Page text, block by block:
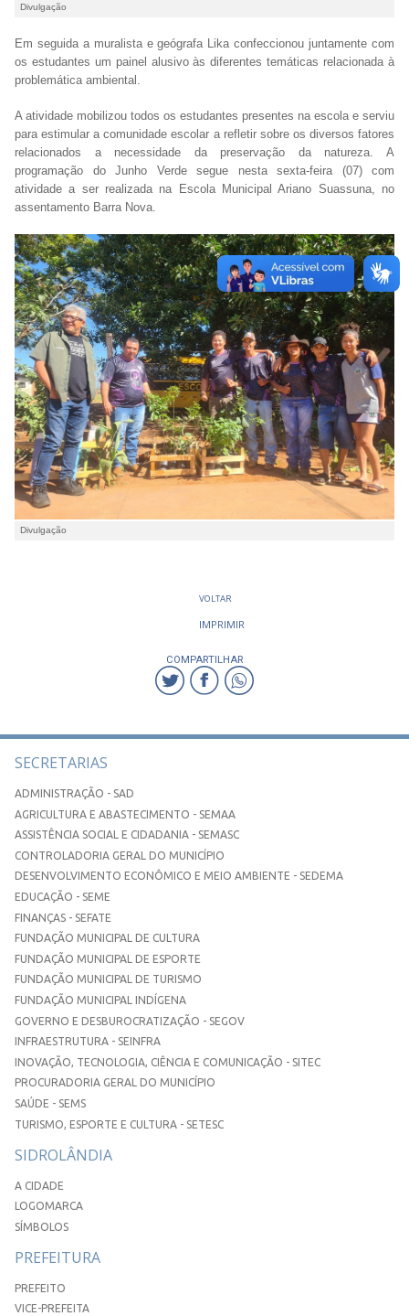
Divulgação
Em seguida a muralista e geógrafa Lika confeccionou juntamente com
os estudantes um painel alusivo às diferentes temáticas relacionada à
problemática ambiental.
A atividade mobilizou todos os estudantes presentes na escola e serviu
para estimular a comunidade escolar a refletir sobre os diversos fatores
relacionados a necessidade da preservação da natureza. A
programação do Junho Verde segue nesta sexta-feira (07) com
atividade a ser realizada na Escola Municipal Ariano Suassuna, no
assentamento Barra Nova.
Divulgação
VOLTAR
IMPRIMIR
COMPARTILHAR
SECRETARIAS
ADMINISTRAÇÃO - SAD
AGRICULTURA E ABASTECIMENTO - SEMAA
ASSISTÊNCIA SOCIAL E CIDADANIA - SEMASC
CONTROLADORIA GERAL DO MUNICÍPIO
DESENVOLVIMENTO ECONÔMICO E MEIO AMBIENTE - SEDEMA
EDUCAÇÃO - SEME
FINANÇAS - SEFATE
FUNDAÇÃO MUNICIPAL DE CULTURA
FUNDAÇÃO MUNICIPAL DE ESPORTE
FUNDAÇÃO MUNICIPAL DE TURISMO
FUNDAÇÃO MUNICIPAL INDÍGENA
GOVERNO E DESBUROCRATIZAÇÃO - SEGOV
INFRAESTRUTURA - SEINFRA
INOVAÇÃO, TECNOLOGIA, CIÊNCIA E COMUNICAÇÃO - SITEC
PROCURADORIA GERAL DO MUNICÍPIO
SAÚDE - SEMS
TURISMO, ESPORTE E CULTURA - SETESC
SIDROLÂNDIA
A CIDADE
LOGOMARCA
SÍMBOLOS
PREFEITURA
PREFEITO
VICE-PREFEITA